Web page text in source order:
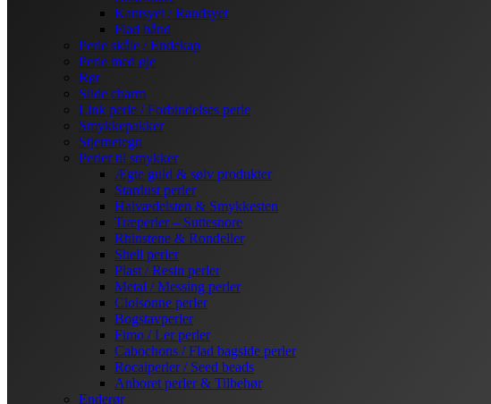
Kantsyet / Randsyet
Flad bånd
Perle skåle / Endekap
Perle med øje
Rør
Slide charm
Link perle / Forbindelses perle
Smykkepakker
Stjernetegn
Perler til smykker
Ægte guld & sølv produkter
Stardust perler
Halvædelsten & Smykkesten
Træperler – Suttesnore
Rhinstene & Rondeller
Shell perler
Plast / Resin perler
Metal / Messing perler
Cloisonne perler
Bogstavperler
Fimo / Ler perler
Cabochons / Flad bagside perler
Rocaiperler / Seed beads
Anboret perler & Tilbehør
Enderør